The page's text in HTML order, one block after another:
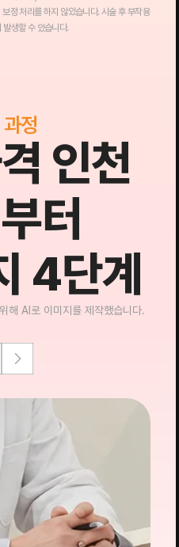
정 처리를 하지 않았습니다. 시술 후 부작용
발생할 수 있습니다.
정
인천
터
4단계
해 AI로 이미지를 제작했습니다.